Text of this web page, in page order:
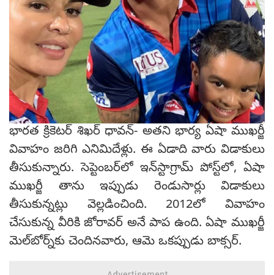
భారత క్రికెటర్ శిఖర్ ధావన్- అతని భార్య ఏషా ముఖర్జీ
వివాహం జరిగి ఎనిమిదేళ్లు. ఈ ఏడాది వారు విడాకులు
తీసుకున్నారు. సెప్టెంబర్‌లో ఇన్‌స్టాగ్రామ్ పోస్ట్‌లో, ఏషా
ముఖర్జీ తాను ఇప్పుడు రెండుసార్లు విడాకులు
తీసుకున్నట్లు వెల్లడించింది. 2012లో వివాహం
చేసుకున్న వీరికి జోరావర్ అనే పాప ఉంది. ఏషా ముఖర్జీ
మెల్‌బోర్న్‌కు చెందినవారు, ఆమె ఒకప్పుడు బాక్సర్‌.